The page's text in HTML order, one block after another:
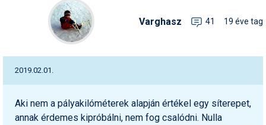
Az idei nyár újdonságai
Chopokon és a Magas-
Tátrában
hó Chilében és
Argentínában
átadták a négyüléses
felvonót
Filmajánló
Freeride
Galéria
Hasznos tanácsok
Snowboard
Szánkó
Túrasí
Videóajánlás
Webkamerák
Válogatás
Pályaszállások Összes ország
Nyári ajánlatok Összes ország
Sítáborok oktatással
Utazási irodák
Cikkek a síoktatásról
Snowboardoktatók
Sífutásoktatók
Nagykereskedések
Sífutóüzletek
Túrasíüzletek
Termékkereső
Autófelszerelés
Egyéb termékek
Snowboard
Egyéb téli sportok
Síelős filmek, videók,
tévéműsorok
Túrasí és Sífutás
Belépés
Miért érdemes regisztrálni?
⬇Telepítsd alkalmazásként a sielok.hu-t
Varghasz 41 19 éve tag
2019.02.01.
Aki nem a pályakilóméterek alapján értékel egy síterepet,
annak érdemes kipróbálni, nem fog csalódni. Nulla